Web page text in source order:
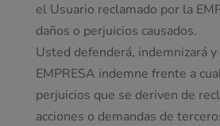
el Usuario reclamado por la
daños o perjuicios causados.
Usted defenderá, indemnizará
EMPRESA indemne frente a
perjuicios que se deriven de
acciones o demandas de